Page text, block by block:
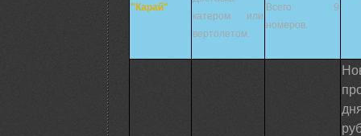
"Карай"
катером или
вертолетом.
Всего 9
номеров.